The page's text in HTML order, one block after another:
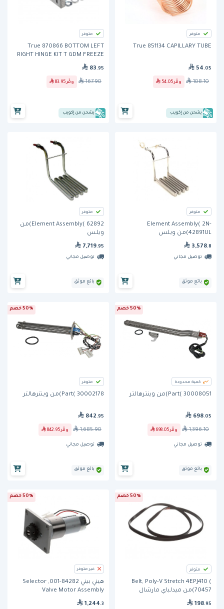
متوفر
True 851134 CAPILLARY TUBE
54 .05
108.10 وفّر 54.05
يشحن من إكويب
متوفر
True 870866 BOTTOM LEFT
RIGHT HINGE KIT T GDM FREEZE
83 .95
167.90 وفّر 83.95
يشحن من إكويب
متوفر
Element Assembly( 2N-
42891UL)من ويلس
3,578.8
توصيل مجاني
بائع موثق
متوفر
Element Assembly( 62892)من
ويلس
7,719.95
توصيل مجاني
بائع موثق
50% خصم
كمية محدودة
Part( 30008051)من وينترهالتر
698.05
1,396.10 وفّر 698.05
توصيل مجاني
بائع موثق
50% خصم
متوفر
Part( 30002178)من وينترهالتر
842 .95
1,685.90 وفّر 842.95
توصيل مجاني
بائع موثق
50% خصم
متوفر
Belt, Poly-V Stretch 4EPJ410 (
70457)من ميدلباي مارشال
198.95
50% خصم
غير متوفر
هيني بيني 84282-001, Selector
Valve Motor Assembly
1,244 .3